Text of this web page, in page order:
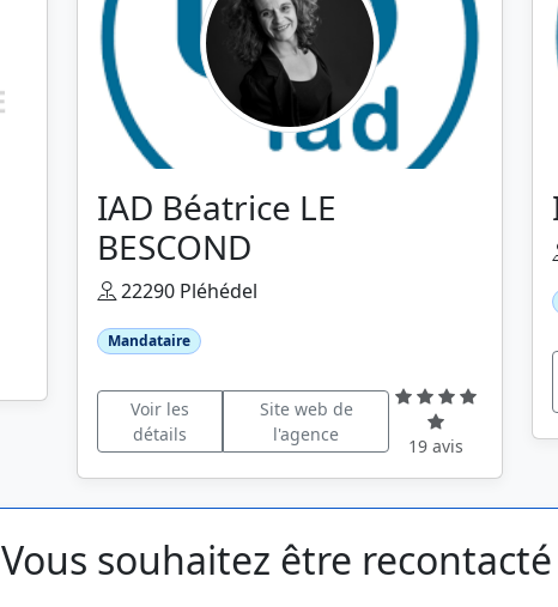
IAD Béatrice LE
BESCOND
22290 Pléhédel
Mandataire
Voir les
détails
Site web de
l'agence
19 avis
Vous souhaitez être recontacté